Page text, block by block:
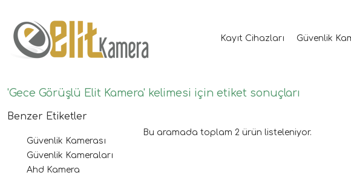
Kayıt Cihazları Güvenlik
'Gece Görüşlü Elit Kamera' kelimesi için etiket sonuçları
Benzer Etiketler
Güvenlik Kamerası
Güvenlik Kameraları
Ahd Kamera
Bu aramada toplam 2 ürün listeleniyor.